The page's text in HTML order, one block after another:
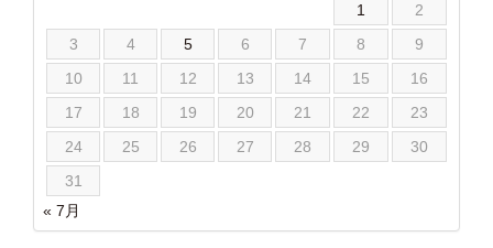
1
2
3
4 5 6 7 8
9
10
11 12 13 14 15
16
17
18 19 20 21 22
23
24
25 26 27 28 29
30
31
« 7月